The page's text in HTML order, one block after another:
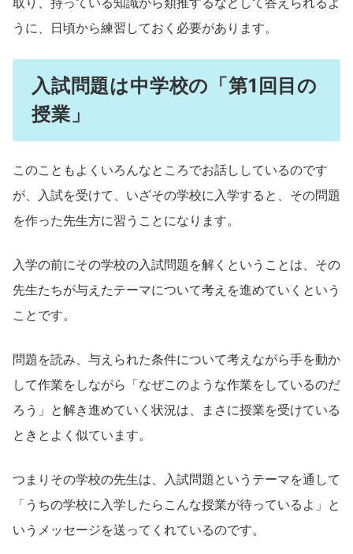
うに、日頃から練習しておく必要があります。
入試問題は中学校の「第1回目の
授業」
このこともよくいろんなところでお話ししているのです
が、入試を受けて、いざその学校に入学すると、その問題
を作った先生方に習うことになります。
入学の前にその学校の入試問題を解くということは、その
先生たちが与えたテーマについて考えを進めていくという
ことです。
問題を読み、与えられた条件について考えながら手を動か
して作業をしながら「なぜこのような作業をしているのだ
ろう」と解き進めていく状況は、まさに授業を受けている
ときとよく似ています。
つまりその学校の先生は、入試問題というテーマを通して
「うちの学校に入学したらこんな授業が待っているよ」と
いうメッセージを送ってくれているのです。